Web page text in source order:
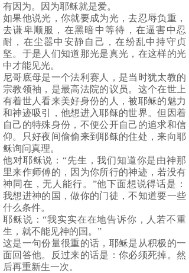
有因为。因为耶稣就是爱。
如果他说光，你就要成为光，去忍辱负重，
去谦卑顺服，在黑暗中等待，在逼害中忍
耐，在尘嚣中安静自己，在纷乱中持守贞
坚。于是人们知道那光是真光，在这样的光
中才能见光。
尼哥底母是一个法利赛人，是当时犹太教的
宗教领袖，是最高法院的议员。这个在世上
有着世人看来美好身份的人，被耶稣的魅力
和神迹吸引，他想进入耶稣的世界。但因着
自己的特殊身份，不便公开自己的追求和信
仰。只好夜间偷偷来到耶稣的住处，来向耶
稣询问真理。
他对耶稣说：“先生，我们知道你是由神那
里来作师傅的，因为你所行的神迹，若没有
神同在，无人能行。”他下面想说得话是：
我想进神的国，做你的门徒，不知道要一些
什么条件。
耶稣说：“我实实在在地告诉你，人若不重
生，就不能见神的国。”
这是一句份量很重的话，耶稣是从积极的一
面回答他。反过来的话是：你必须死掉。然
后再重新生一次。